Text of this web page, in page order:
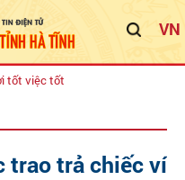
VN
tốt việc tốt
trao trả chiếc ví